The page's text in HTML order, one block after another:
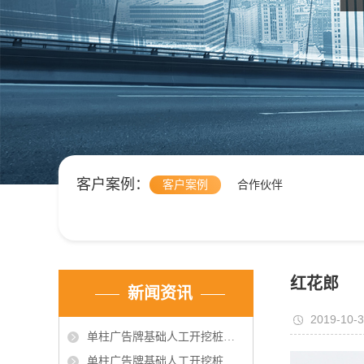
客户案例： 客户案例 合作伙伴
新闻资讯
单柱广告牌基础人工开挖桩施工中的问题的技术处理
单柱广告牌基础人工开挖桩施工中的问题的技术处理（2）
红花郎
2019-10-